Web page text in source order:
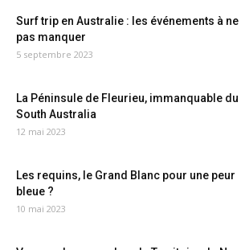
Surf trip en Australie : les événements à ne
pas manquer
5 septembre 2023
La Péninsule de Fleurieu, immanquable du
South Australia
12 mai 2023
Les requins, le Grand Blanc pour une peur
bleue ?
10 mai 2023